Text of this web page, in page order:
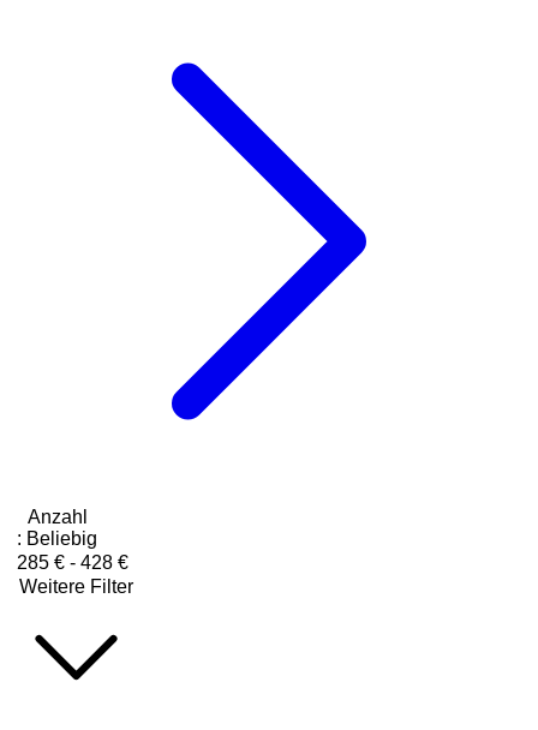
Anzahl
: Beliebig
285 € - 428 €
Weitere Filter